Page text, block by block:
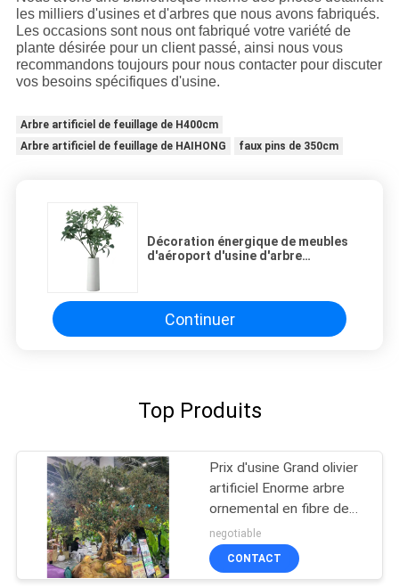
les milliers d'usines et d'arbres que nous avons fabriqués.
Les occasions sont nous ont fabriqué votre variété de
plante désirée pour un client passé, ainsi nous vous
recommandons toujours pour nous contacter pour discuter
vos besoins spécifiques d'usine.
Arbre artificiel de feuillage de H400cm
Arbre artificiel de feuillage de HAIHONG
faux pins de 350cm
Décoration énergique de meubles
d'aéroport d'usine d'arbre
Continuer
Top Produits
Prix d'usine Grand olivier
artificiel Enorme arbre
ornemental en fibre de
verre pour les
restaurants intérieurs et
les centres commerciaux
negotiable
CONTACT